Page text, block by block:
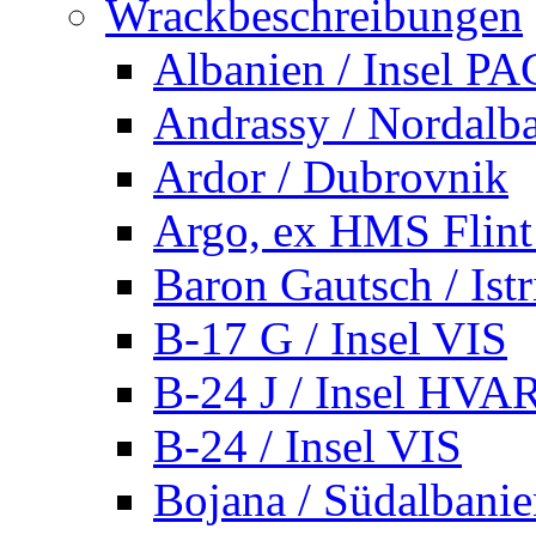
Wrackbeschreibungen
Albanien / Insel
Andrassy /
Ardor / Dubrovnik
Argo, ex HMS
Baron Gautsch /
B-17 G / Insel VIS
B-24 J / Insel
B-24 / Insel VIS
Bojana /